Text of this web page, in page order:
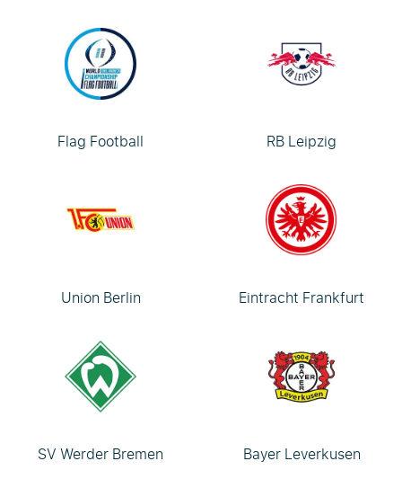
Flag Football RB Leipzig
Union Berlin Eintracht Frankfurt
SV Werder Bremen Bayer Leverkusen